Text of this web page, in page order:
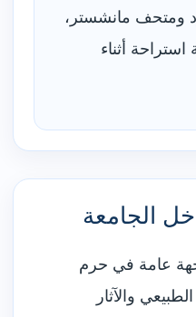
ومتحف مانشستر،
أثناء
الجامعة
عامة في حرم
والآثار